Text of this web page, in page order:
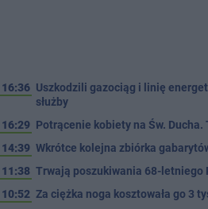
16:36 Uszkodzili gazociąg i linię
służby
16:29 Potrącenie kobiety na Św. Ducha.
14:39 Wkrótce kolejna zbiórka
11:38 Trwają poszukiwania 68-letniego
10:52 Za ciężka noga kosztowała go 3